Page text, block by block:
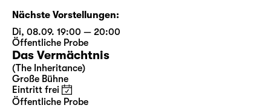
Nächste Vorstellungen:
Di, 08.09. 19:00 — 20:00
Öffentliche Probe
Das Vermächtnis
(The Inheritance)
Große Bühne
Eintritt frei
Öffentliche Probe